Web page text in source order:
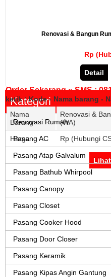
Renovasi & Bangun
Rp
Detail
Order Sekarang » SMS :
ketik : Kode - Nama barang -
Nama
Barang
Renovasi &
(WA)
Harga
Rp (Hubungi
Kategori
Renovasi Rumah
Pasang AC
Pasang Atap Galvalum
Pasang Bathub Whirpool
Pasang Canopy
Pasang Closet
Pasang Cooker Hood
Pasang Door Closer
Pasang Keramik
Pasang Kipas Angin Gantung